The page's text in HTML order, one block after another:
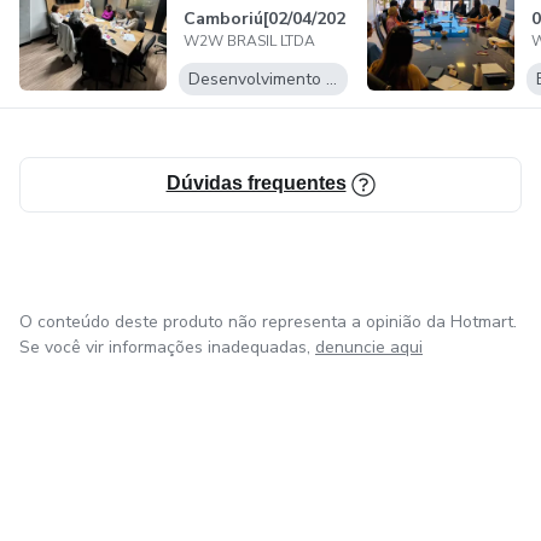
Camboriú[02/04/202
4]
W2W BRASIL LTDA
Desenvolvimento Pessoal
Dúvidas frequentes
O conteúdo deste produto não representa a opinião da Hotmart.
Se você vir informações inadequadas, denuncie aqui